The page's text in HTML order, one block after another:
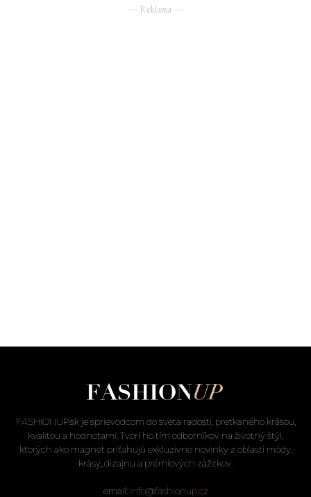
― Reklama ―
FASHIONUP.sk je sprievodcom do sveta radosti, pretkaného krásou,
kvalitou a hodnotami. Tvorí ho tím odborníkov na životný štýl,
ktorých ako magnet priťahujú exkluzívne novinky z oblasti módy,
krásy, dizajnu a prémiových zážitkov.
email: info@fashionup.cz